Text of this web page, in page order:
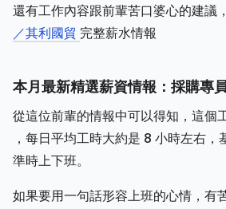
還有工作內容跟前輩苦口婆心的建議
／其利國貿 完整薪水情報
本月最新精選薪資情報：採購專
從這位前輩的情報中可以得知，這個
，每日平均工時大約是 8 小時左右，
準時上下班。
如果要用一句話形容上班的心情，有